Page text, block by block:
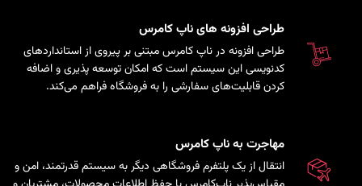
طراحی افزونه های ناپ کامرس
طراحی افزونه در ناپ کامرس مبتنی بر پیروی از استانداردهای
کدنویسی این سیستم است که امکان توسعه پذیری و اضافه
کردن قابلیت‌های سفارشی را به فروشگاه فراهم می‌کند.
مهاجرت به ناپ کامرس
انتقال از یک پلتفرم فروشگاهی دیگر به سیستم قدرتمند، امن و